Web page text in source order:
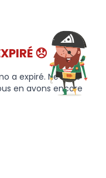
😞
a expiré. Ne vous
en avons encore